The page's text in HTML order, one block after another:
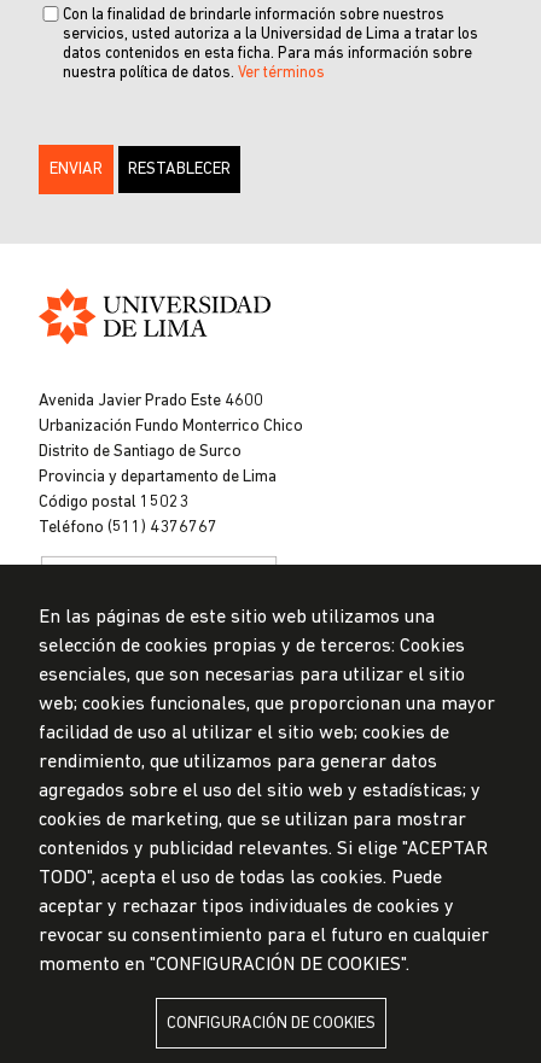
Con la finalidad de brindarle información sobre nuestros
servicios, usted autoriza a la Universidad de Lima a tratar los
datos contenidos en esta ficha. Para más información sobre
nuestra política de datos. Ver términos
de
Lima
Avenida Javier Prado Este 4600
Urbanización Fundo Monterrico Chico
Distrito de Santiago de Surco
Provincia y departamento de Lima
Código postal 15023
Teléfono (511) 4376767
Privacidad de datos personales
Mesa de partes
© Universidad de Lima, 2024
Todos los derechos reservados
Diseñado porPartners
LA UNIVERSIDAD DE LIMA ES MIEMBRO DE
LA UNIVERSIDAD DE LIMA ESTÁ AFILIADA A
En las páginas de este sitio web utilizamos una
selección de cookies propias y de terceros: Cookies
esenciales, que son necesarias para utilizar el sitio
web; cookies funcionales, que proporcionan una mayor
facilidad de uso al utilizar el sitio web; cookies de
rendimiento, que utilizamos para generar datos
agregados sobre el uso del sitio web y estadísticas; y
cookies de marketing, que se utilizan para mostrar
contenidos y publicidad relevantes. Si elige "ACEPTAR
TODO", acepta el uso de todas las cookies. Puede
aceptar y rechazar tipos individuales de cookies y
revocar su consentimiento para el futuro en cualquier
momento en "CONFIGURACIÓN DE COOKIES".
CONFIGURACIÓN DE COOKIES